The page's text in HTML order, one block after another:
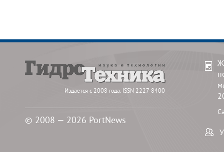
Издается с 2008 года. ISSN 2227-8400
© 2008 — 2026 PortNews